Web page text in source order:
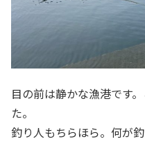
目の前は静かな漁港です
た。
釣り人もちらほら。何が釣